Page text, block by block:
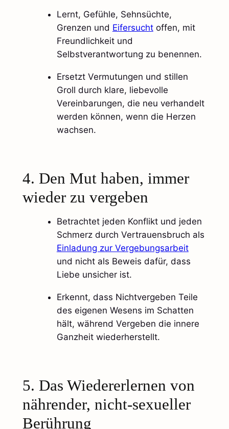
Lernt, Gefühle, Sehnsüchte,
Grenzen und Eifersuchtoffen, mit
Freundlichkeit und
Selbstverantwortung zu benennen.
Ersetzt Vermutungen und stillen
Groll durch klare, liebevolle
Vereinbarungen, die neu verhandelt
werden können, wenn die Herzen
wachsen.​
4. Den Mut haben, immer
wieder zu vergeben
Betrachtet jeden Konflikt und jeden
Schmerz durch Vertrauensbruch als
Einladung zur Vergebungsarbeit
und nicht als Beweis dafür, dass
Liebe unsicher ist.
Erkennt, dass Nichtvergeben Teile
des eigenen Wesens im Schatten
hält, während Vergeben die innere
Ganzheit wiederherstellt.​
5. Das Wiedererlernen von
nährender, nicht-sexueller
Berührung